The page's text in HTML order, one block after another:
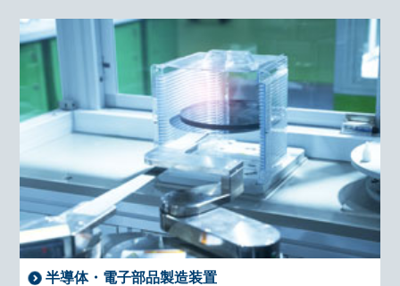
半導体・電子部品製造装置